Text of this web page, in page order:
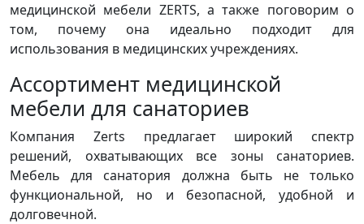
медицинской мебели ZERTS, а также поговорим о
том, почему она идеально подходит для
использования в медицинских учреждениях.
Ассортимент медицинской
мебели для санаториев
Компания Zerts предлагает широкий спектр
решений, охватывающих все зоны санаториев.
Мебель для санатория должна быть не только
функциональной, но и безопасной, удобной и
долговечной.